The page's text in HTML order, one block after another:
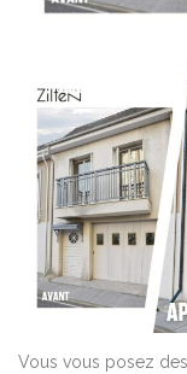
Vous vous posez